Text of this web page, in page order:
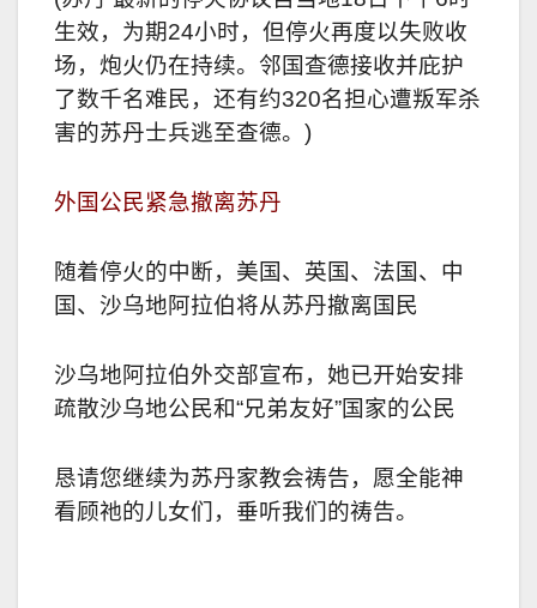
生效，为期24小时，但停火再度以失败收
场，炮火仍在持续。邻国查德接收并庇护
了数千名难民，还有约320名担心遭叛军杀
害的苏丹士兵逃至查德。)
外国公民紧急撤离苏丹
随着停火的中断，美国、英国、法国、中
国、沙乌地阿拉伯将从苏丹撤离国民
沙乌地阿拉伯外交部宣布，她已开始安排
疏散沙乌地公民和“兄弟友好”国家的公民
恳请您继续为苏丹家教会祷告，愿全能神
看顾祂的儿女们，垂听我们的祷告。